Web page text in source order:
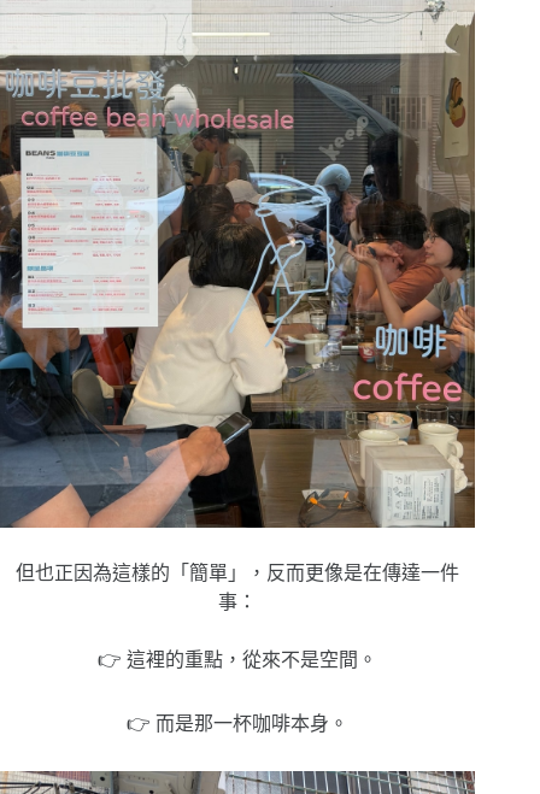
但也正因為這樣的「簡單」，反而更像是在傳達一件
事：
👉 這裡的重點，從來不是空間。
👉 而是那一杯咖啡本身。